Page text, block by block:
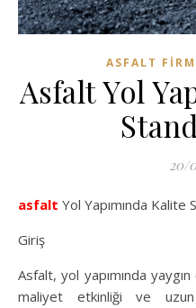
ASFALT
Asfalt Yol
20/
asfalt Yol Yapımında Kalite
Giriş
Asfalt, yol yapımında yaygın
maliyet etkinliği ve